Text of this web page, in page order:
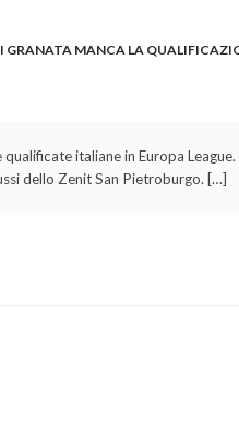
GRANATA MANCA LA
italiane in Europa
dello Zenit San Pietroburgo. […]